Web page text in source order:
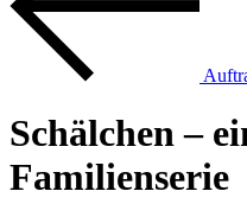
Schälchen –
Familienserie